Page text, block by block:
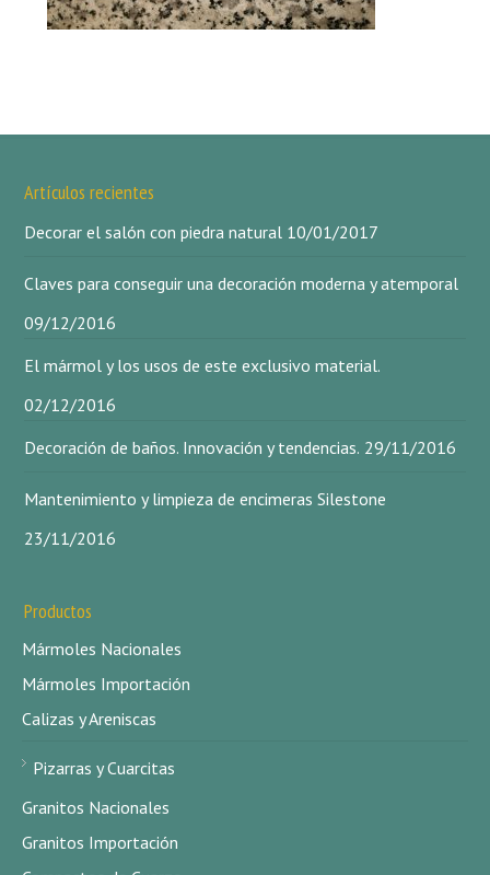
Artículos recientes
Decorar el salón con piedra natural 10/01/2017
Claves para conseguir una decoración moderna y atemporal
09/12/2016
El mármol y los usos de este exclusivo material.
02/12/2016
Decoración de baños. Innovación y tendencias. 29/11/2016
Mantenimiento y limpieza de encimeras Silestone
23/11/2016
Productos
Mármoles Nacionales
Mármoles Importación
Calizas y Areniscas
Pizarras y Cuarcitas
Granitos Nacionales
Granitos Importación